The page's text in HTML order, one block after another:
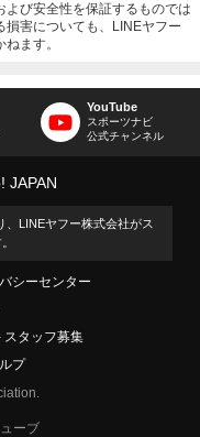
び安全性を保証するものでは
害についても、LINEヤフー
ます。
YouTube
スポーツナビ
公式チャンネル
JAPAN
、LINEヤフー株式会社がス
シーセンター
スタッフ募集
プ
ーブ